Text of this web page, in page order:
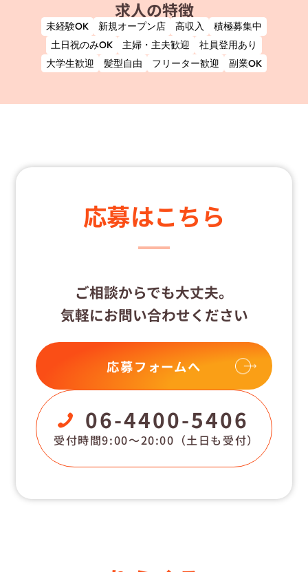
求人の特徴
未経験OK 新規オープン店 高収入
積極募集中
土日祝のみOK
主婦・主夫歓迎
社員登用あり
大学生歓迎
髪型自由 フリーター歓迎 副業OK
応募はこちら
ご相談からでも大丈夫。
気軽にお問い合わせください
応募フォームへ
06-4400-5406
受付時間9:00〜20:00 （土日も受付）